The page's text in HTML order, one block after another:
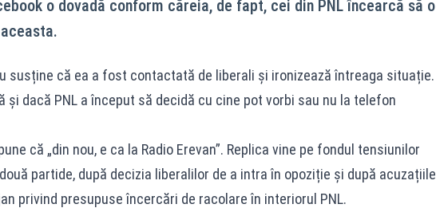
o dovadă conform căreia, de fapt, cei din PNL încearcă să o
susține că ea a fost contactată de liberali și ironizează întreaga situație.
și dacă PNL a început să decidă cu cine pot vorbi sau nu la telefon
că „din nou, e ca la Radio Erevan”. Replica vine pe fondul tensiunilor
partide, după decizia liberalilor de a intra în opoziție și după acuzațiile
privind presupuse încercări de racolare în interiorul PNL.